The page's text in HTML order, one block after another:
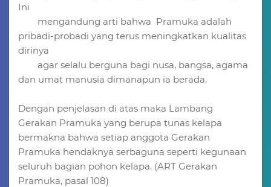
Ini
mengandung arti bahwa Pramuka adalah
pribadi-probadi yang terus meningkatkan kualitas
dirinya
agar selalu berguna bagi nusa, bangsa, agama
dan umat manusia dimanapun ia berada.
Dengan penjelasan di atas maka Lambang
Gerakan Pramuka yang berupa tunas kelapa
bermakna bahwa setiap anggota Gerakan
Pramuka hendaknya serbaguna seperti kegunaan
seluruh bagian pohon kelapa. (ART Gerakan
Pramuka, pasal 108)